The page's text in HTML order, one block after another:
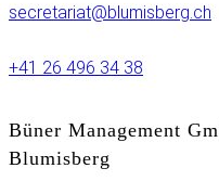
secretariat@blumisberg.ch
+41 26 496 34 38
Büner Management
Blumisberg